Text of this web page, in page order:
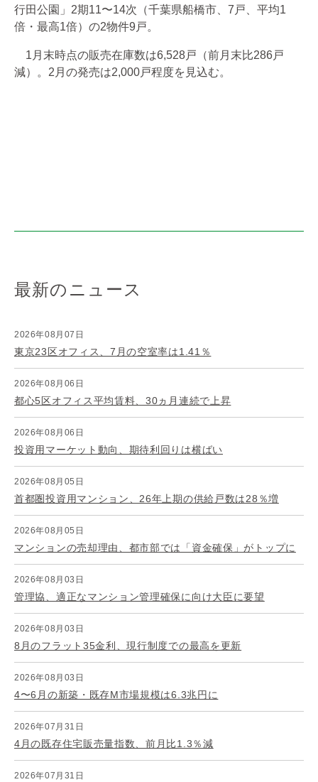
行田公園」2期11〜14次（千葉県船橋市、7戸、平均1
倍・最高1倍）の2物件9戸。
1月末時点の販売在庫数は6,528戸（前月末比286戸
減）。2月の発売は2,000戸程度を見込む。
最新のニュース
2026年08月07日
東京23区オフィス、7月の空室率は1.41％
2026年08月06日
都心5区オフィス平均賃料、30ヵ月連続で上昇
2026年08月06日
投資用マーケット動向、期待利回りは横ばい
2026年08月05日
首都圏投資用マンション、26年上期の供給戸数は28％増
2026年08月05日
マンションの売却理由、都市部では「資金確保」がトップに
2026年08月03日
管理協、適正なマンション管理確保に向け大臣に要望
2026年08月03日
8月のフラット35金利、現行制度での最高を更新
2026年08月03日
4〜6月の新築・既存M市場規模は6.3兆円に
2026年07月31日
4月の既存住宅販売量指数、前月比1.3％減
2026年07月31日